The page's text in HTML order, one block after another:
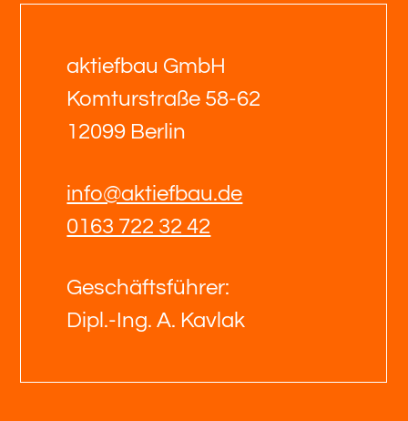
aktiefbau GmbH
Komturstraße 58-62
12099 Berlin
info@aktiefbau.de
0163 722 32 42
Geschäftsführer:
Dipl.-Ing. A. Kavlak